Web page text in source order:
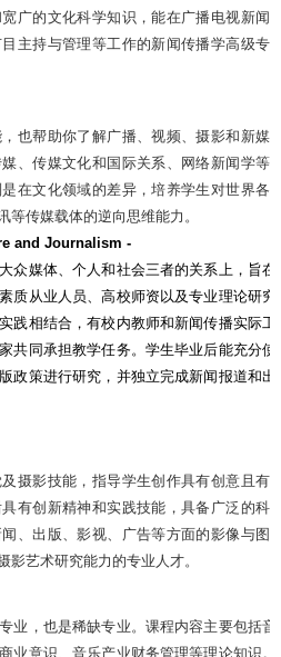
广的文化科学知识，能在广播电视新闻
主持与管理等工作的新闻传播学高级专
也帮助你了解广播、视频、摄影和新媒
、传媒文化和国际关系、网络新闻学等
在文化领域的差异，培养学生对世界各
等传媒载体的逆向思维能力。
and Journalism -
众媒体、个人和社会三者的关系上，旨在
质从业人员、高校师资以及专业理论研究
践相结合，有校内教师和新闻传播实际工
共同承担教学任务。学生毕业后能充分使
政策进行研究，并独立完成新闻报道和出
摄影技能，指导学生创作具有创意且有
有创新精神和实践技能，具备广泛的科
、出版、影视、广告等方面的影像与图
影艺术研究能力的专业人才。
业，也是稀缺专业。课程内容主要包括音
业意识、音乐产业财务管理等理论知识。